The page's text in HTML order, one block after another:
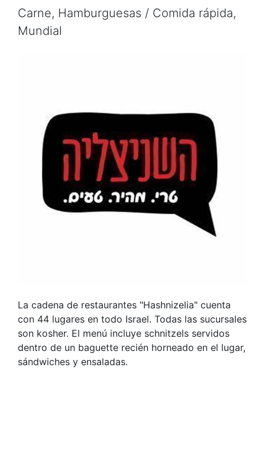
Carne, Hamburguesas / Comida rápida,
Mundial
La cadena de restaurantes "Hashnizelia" cuenta
con 44 lugares en todo Israel. Todas las sucursales
son kosher. El menú incluye schnitzels servidos
dentro de un baguette recién horneado en el lugar,
sándwiches y ensaladas.